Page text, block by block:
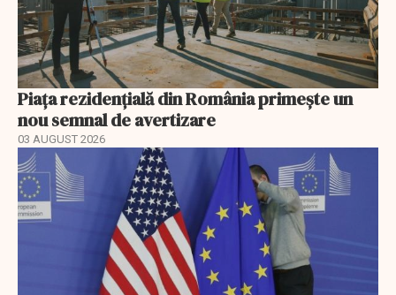
Piața rezidențială din România primește un
nou semnal de avertizare
03 AUGUST 2026